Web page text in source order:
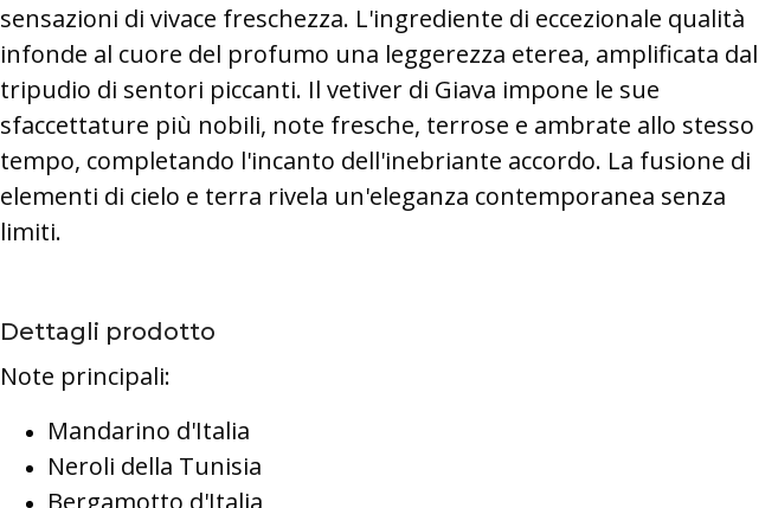
sensazioni di vivace freschezza. L'ingrediente di eccezionale qualità
infonde al cuore del profumo una leggerezza eterea, amplificata dal
tripudio di sentori piccanti. Il vetiver di Giava impone le sue
sfaccettature più nobili, note fresche, terrose e ambrate allo stesso
tempo, completando l'incanto dell'inebriante accordo. La fusione di
elementi di cielo e terra rivela un'eleganza contemporanea senza
limiti.
Dettagli prodotto
Note principali:
Mandarino d'Italia
Neroli della Tunisia
Bergamotto d'Italia